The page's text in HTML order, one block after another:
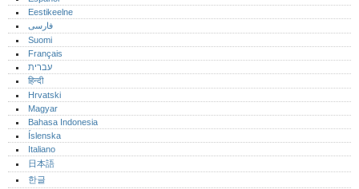
Eestikeelne
فارسی
Suomi
Français
עברית
हिन्दी
Hrvatski
Magyar
Bahasa Indonesia
Íslenska
Italiano
日本語
한글